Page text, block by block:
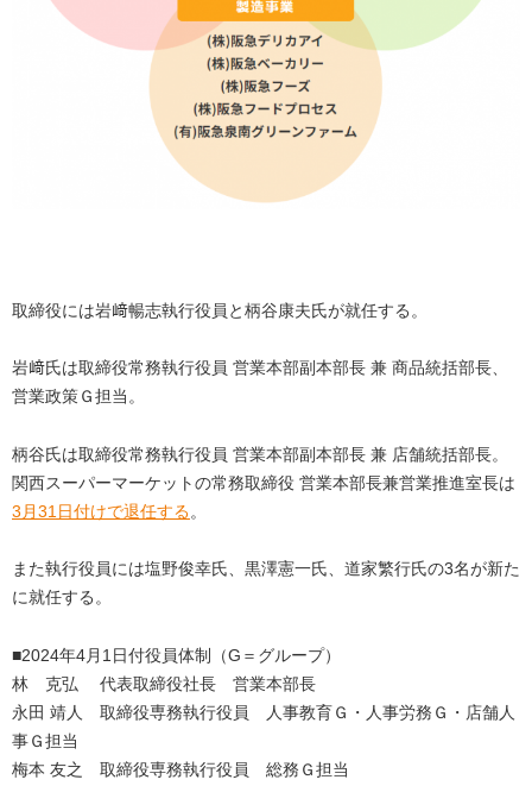
取締役には岩﨑暢志執行役員と柄谷康夫氏が就任する。
岩﨑氏は取締役常務執行役員 営業本部副本部長 兼 商品統括部長、
営業政策Ｇ担当。
柄谷氏は取締役常務執行役員 営業本部副本部長 兼 店舗統括部長。
関西スーパーマーケットの常務取締役 営業本部長兼営業推進室長は
3月31日付けで退任する。
また執行役員には塩野俊幸氏、黒澤憲一氏、道家繁行氏の3名が新た
に就任する。
■2024年4月1日付役員体制（G＝グループ）
林 克弘 代表取締役社長 営業本部長
永田 靖人 取締役専務執行役員 人事教育Ｇ・人事労務Ｇ・店舗人
事Ｇ担当
梅本 友之 取締役専務執行役員 総務Ｇ担当